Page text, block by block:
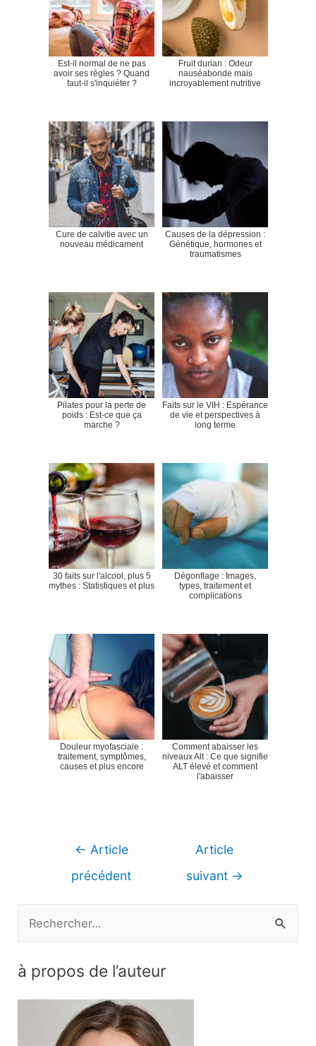
Est-il normal de ne pas
avoir ses règles ? Quand
faut-il s'inquiéter ?
Fruit durian : Odeur
nauséabonde mais
incroyablement nutritive
Cure de calvitie avec un
nouveau médicament
Causes de la dépression :
Génétique, hormones et
traumatismes
Pilates pour la perte de
poids : Est-ce que ça
marche ?
Faits sur le VIH : Espérance
de vie et perspectives à
long terme
30 faits sur l'alcool, plus 5
mythes : Statistiques et plus
Dégonflage : Images,
types, traitement et
complications
Douleur myofasciale :
traitement, symptômes,
causes et plus encore
Comment abaisser les
niveaux Alt : Ce que signifie
ALT élevé et comment
l'abaisser
Navigation
← Article
précédent
Article
suivant →
h
à propos de l’auteur